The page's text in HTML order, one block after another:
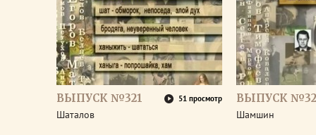
ВЫПУСК №321 51 просмотр
Шаталов
ВЫПУСК
Шамшин